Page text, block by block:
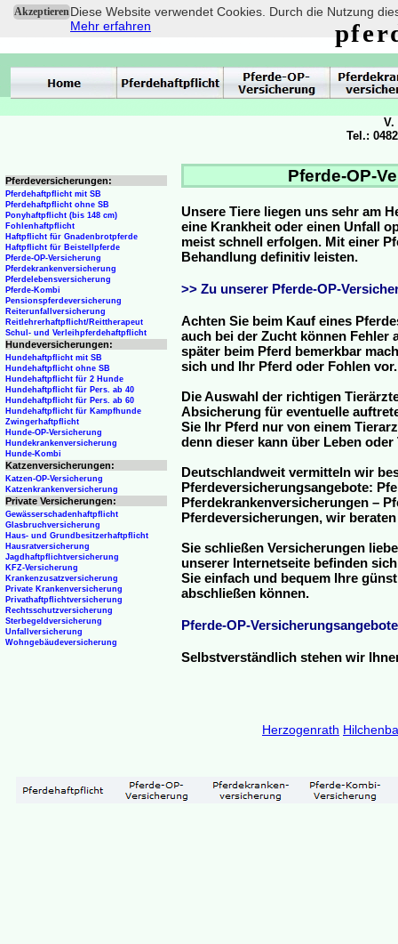
AkzeptierenDiese Website verwendet Cookies. Durch die Nutzung
Mehr erfahren
Pferde-OP-
Unsere Tiere liegen uns sehr am
eine Krankheit oder einen Unfall
meist schnell erfolgen. Mit einer
Behandlung definitiv leisten.
>> Zu unserer Pferde-OP-
Achten Sie beim Kauf eines
auch bei der Zucht können Fehler
später beim Pferd bemerkbar
sich und Ihr Pferd oder Fohlen vor.
Die Auswahl der richtigen
Absicherung für eventuelle
Sie Ihr Pferd nur von einem
denn dieser kann über Leben
Deutschlandweit vermitteln wir
Pferdeversicherungsangebote:
Pferdekrankenversicherungen –
Pferdeversicherungen, wir
Sie schließen Versicherungen
unserer Internetseite befinden
Sie einfach und bequem Ihre
abschließen können.
Pferde-OP-Versicherungsangebote
Selbstverständlich stehen wir
Pferdeversicherungen:
Pferdehaftpflicht mit SB
Pferdehaftpflicht ohne SB
Ponyhaftpflicht (bis 148 cm)
Fohlenhaftpflicht
Haftpflicht für Gnadenbrotpferde
Haftpflicht für Beistellpferde
Pferde-OP-Versicherung
Pferdekrankenversicherung
Pferdelebensversicherung
Pferde-Kombi
Pensionspferdeversicherung
Reiterunfallversicherung
Reitlehrerhaftpflicht/Reittherapeut
Schul- und Verleihpferdehaftpflicht
Hundeversicherungen:
Hundehaftpflicht mit SB
Hundehaftpflicht ohne SB
Hundehaftpflicht für 2 Hunde
Hundehaftpflicht für Pers. ab 40
Hundehaftpflicht für Pers. ab 60
Hundehaftpflicht für Kampfhunde
Zwingerhaftpflicht
Hunde-OP-Versicherung
Hundekrankenversicherung
Hunde-Kombi
Katzenversicherungen:
Katzen-OP-Versicherung
Katzenkrankenversicherung
Private Versicherungen:
Gewässerschadenhaftpflicht
Glasbruchversicherung
Haus- und Grundbesitzerhaftpflicht
Hausratversicherung
Jagdhaftpflichtversicherung
KFZ-Versicherung
Krankenzusatzversicherung
Private Krankenversicherung
Privathaftpflichtversicherung
Rechtsschutzversicherung
Sterbegeldversicherung
Unfallversicherung
Wohngebäudeversicherung
V.
Tel.:
Herzogenrath